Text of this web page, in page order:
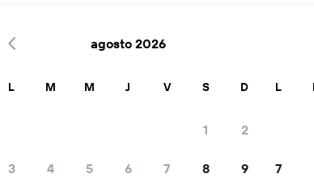
viajera elige KAYAK
agosto 2026
L M M J V S D
1 2
3 4 5 6 7 8 9
L
7